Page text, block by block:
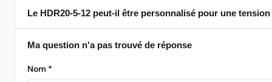
17,6 mm de large × 106 mm de long × 60 mm de haut — un
style boîte d'installation domestique, sans outil requis.
Le HDR20-5-12 peut-il être personnalisé pour une
Oui — DPS personnalise la tension de sortie, les limites de
Ma question n'a pas trouvé de réponse
Nom *